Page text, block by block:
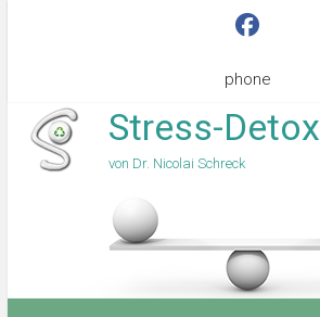
phone
Stress-Detox
von Dr. Nicolai Schreck